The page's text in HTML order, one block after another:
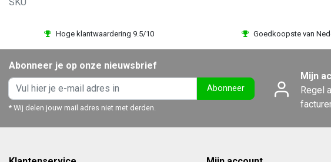
Hoge klantwaardering 9.5/10 Goedkoopste van
Abonneer je op onze nieuwsbrief
Abonneer
* Wij delen jouw mail adres niet met derden.
Mijn
Regel